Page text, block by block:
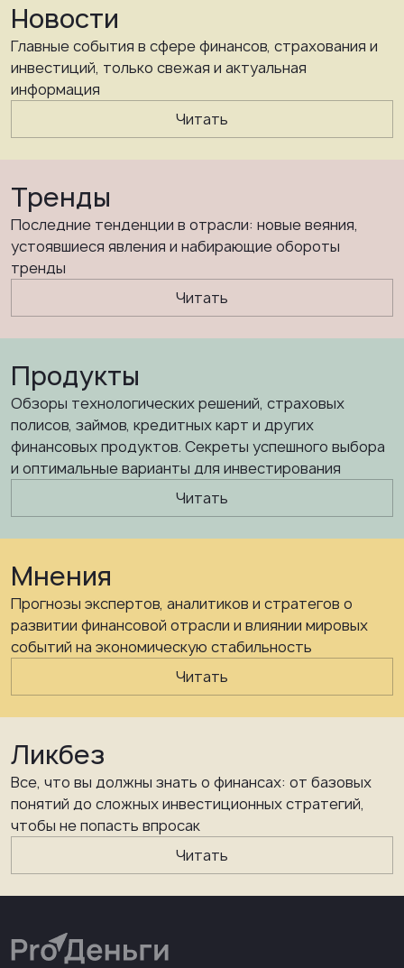
Новости
Главные события в сфере финансов, страхования и
инвестиций, только свежая и актуальная
информация
Читать
Тренды
Последние тенденции в отрасли: новые веяния,
устоявшиеся явления и набирающие обороты
тренды
Читать
Продукты
Обзоры технологических решений, страховых
полисов, займов, кредитных карт и других
финансовых продуктов. Секреты успешного выбора
и оптимальные варианты для инвестирования
Читать
Мнения
Прогнозы экспертов, аналитиков и стратегов о
развитии финансовой отрасли и влиянии мировых
событий на экономическую стабильность
Читать
Ликбез
Все, что вы должны знать о финансах: от базовых
понятий до сложных инвестиционных стратегий,
чтобы не попасть впросак
Читать